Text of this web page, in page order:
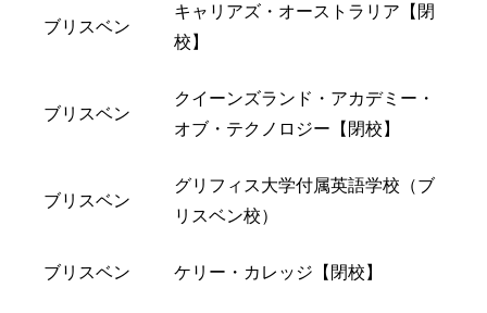
ブリスベン
キャリアズ・オーストラリア【閉
校】
ブリスベン
クイーンズランド・アカデミー・
オブ・テクノロジー【閉校】
ブリスベン
グリフィス大学付属英語学校（ブ
リスベン校）
ブリスベン ケリー・カレッジ【閉校】